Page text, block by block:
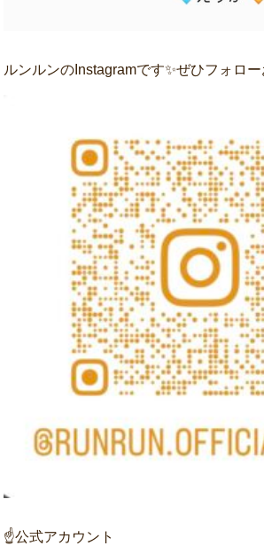
ルンルンのInstagramです✨ぜひフォロ
☝公式アカウント